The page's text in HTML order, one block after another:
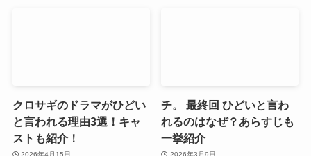
クロサギのドラマがひどい
と言われる理由3選！キャ
ストも紹介！
2026年4月15日
チ。 最終回 ひどいと言わ
れるのはなぜ？あらすじも
一挙紹介
2026年3月9日